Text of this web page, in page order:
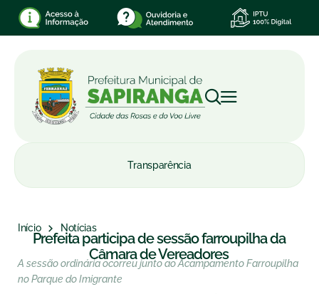
Transparência
Início Notícias
Prefeita participa de sessão farroupilha da
Câmara de Vereadores
A sessão ordinária ocorreu junto ao Acampamento Farroupilha
no Parque do Imigrante